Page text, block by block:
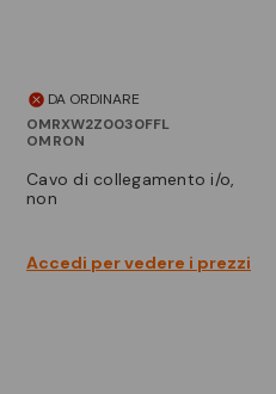
DA ORDINARE
OMRXW2Z0030FFL
OMRON
cavo di collegamento i/o,
non
Accedi per vedere i prezzi